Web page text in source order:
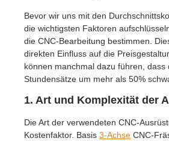
Bevor wir uns mit den
die wichtigsten Faktoren
die CNC-Bearbeitung bestimmen.
direkten Einfluss auf die
können manchmal dazu führen, dass
Stundensätze um mehr als 50%
1. Art und Komplexität der
Die Art der verwendeten CNC-
Kostenfaktor. Basis 3-Achse CNC-